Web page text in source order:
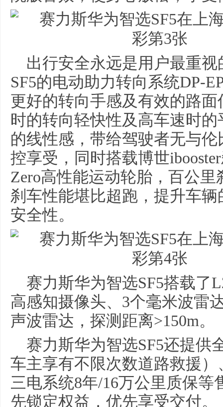
出行安全永远是用户最重
SF5的电动助力转向系统DP-
更好的转向手感及有效的路
时的转向轻快性及高车速时
的线性感，带给驾驶者无与
控享受，同时搭载博世
Zero高性能运动轮胎，百公
刹车性能堪比超跑，提升车
安全性。
赛力斯华为智选SF5搭载了
高感知摄像头、3个毫米波雷
声波雷达，探测距离>150m。
赛力斯华为智选SF5还提供
车主享有不限次数道路救援
三电系统8年/16万公里质保
先锁定权益，优先享受交付。